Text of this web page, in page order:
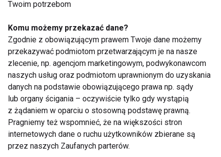
Wellness
Dlaczego po obiedzie
chce ci się spać?
Dietetyk wyjaśnia 7
najczęstszych
przyczyn
Zmęczenie po urlopie
– dlaczego zamiast
energii wraca
frustracja?
Twoim potrzebom
Komu możemy przekazać dane?
Zgodnie z obowiązującym prawem Twoje dane możemy
przekazywać podmiotom przetwarzającym je na nasze
zlecenie, np. agencjom marketingowym, podwykonawcom
naszych usług oraz podmiotom uprawnionym do uzyskania
danych na podstawie obowiązującego prawa np. sądy
lub organy ścigania – oczywiście tylko gdy wystąpią
z żądaniem w oparciu o stosowną podstawę prawną.
Pragniemy też wspomnieć, że na większości stron
internetowych dane o ruchu użytkowników zbierane są
przez naszych Zaufanych parterów.